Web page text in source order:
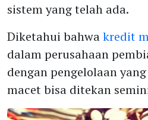
sistem yang telah ada.
Diketahui bahwakredit
dalam perusahaan
dengan pengelolaan
macet bisa ditekan